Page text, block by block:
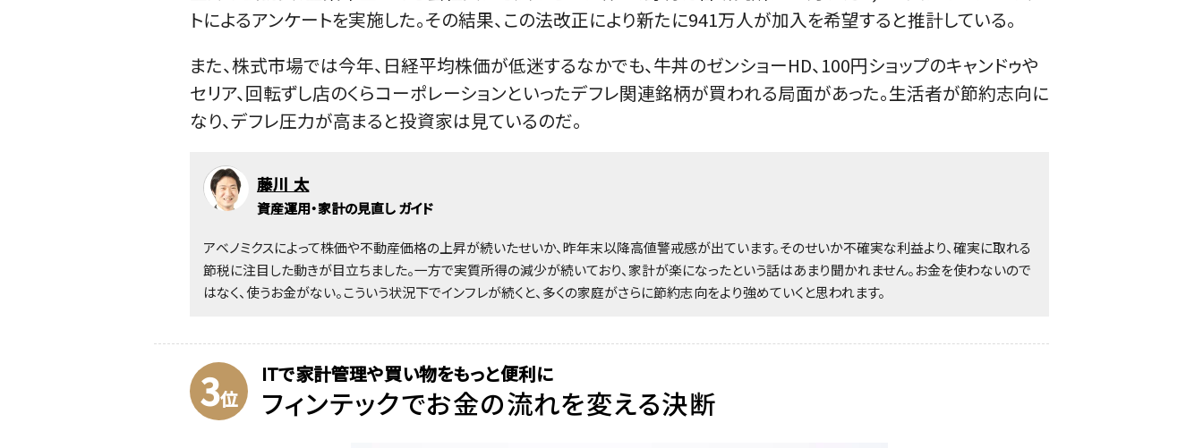
トによるアンケートを実施した。その結果、この法改正により新たに941万人が加入を希望すると推計している。
また、株式市場では今年、日経平均株価が低迷するなかでも、牛丼のゼンショーHD、100円ショップのキャンドゥや
セリア、回転ずし店のくらコーポレーションといったデフレ関連銘柄が買われる局面があった。生活者が節約志向に
なり、デフレ圧力が高まると投資家は見ているのだ。
藤川 太
資産運用・家計の見直し ガイド
アベノミクスによって株価や不動産価格の上昇が続いたせいか、昨年末以降高値警戒感が出ています。そのせいか不確実な利益より、確実に取れる
節税に注目した動きが目立ちました。一方で実質所得の減少が続いており、家計が楽になったという話はあまり聞かれません。お金を使わないので
はなく、使うお金がない。こういう状況下でインフレが続くと、多くの家庭がさらに節約志向をより強めていくと思われます。
3位
ITで家計管理や買い物をもっと便利に
フィンテックでお金の流れを変える決断